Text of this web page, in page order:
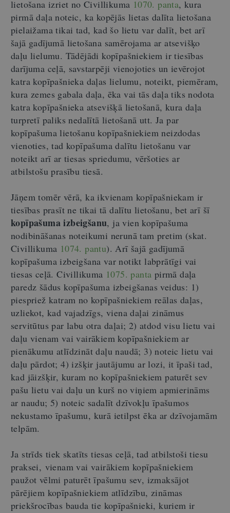
lietošana izriet no Civillikuma 1070. panta, kura
pirmā daļa noteic, ka kopējās lietas dalīta lietošana
pielaižama tikai tad, kad šo lietu var dalīt, bet arī
šajā gadījumā lietošana samērojama ar atsevišķo
daļu lielumu. Tādējādi kopīpašniekiem ir tiesības
darījuma ceļā, savstarpēji vienojoties un ievērojot
katra kopīpašnieka daļas lielumu, noteikt, piemēram,
kura zemes gabala daļa, ēka vai tās daļa tiks nodota
katra kopīpašnieka atsevišķā lietošanā, kura daļa
turpretī paliks nedalītā lietošanā utt. Ja par
kopīpašuma lietošanu kopīpašniekiem neizdodas
vienoties, tad kopīpašuma dalītu lietošanu var
noteikt arī ar tiesas spriedumu, vēršoties ar
atbilstošu prasību tiesā.
Jāņem tomēr vērā, ka ikvienam kopīpašniekam ir
tiesības prasīt ne tikai tā dalītu lietošanu, bet arī šī
kopīpašuma izbeigšanu, ja vien kopīpašuma
nodibināšanas noteikumi nerunā tam pretim (skat.
Civillikuma 1074. pantu). Arī šajā gadījumā
kopīpašuma izbeigšana var notikt labprātīgi vai
tiesas ceļā. Civillikuma 1075. panta pirmā daļa
paredz šādus kopīpašuma izbeigšanas veidus: 1)
piespriež katram no kopīpašniekiem reālas daļas,
uzliekot, kad vajadzīgs, viena daļai zināmus
servitūtus par labu otra daļai; 2) atdod visu lietu vai
daļu vienam vai vairākiem kopīpašniekiem ar
pienākumu atlīdzināt daļu naudā; 3) noteic lietu vai
daļu pārdot; 4) izšķir jautājumu ar lozi, it īpaši tad,
kad jāizšķir, kuram no kopīpašniekiem paturēt sev
pašu lietu vai daļu un kurš no viņiem apmierināms
ar naudu; 5) noteic sadalīt dzīvokļu īpašumos
nekustamo īpašumu, kurā ietilpst ēka ar dzīvojamām
telpām.
Ja strīds tiek skatīts tiesas ceļā, tad atbilstoši tiesu
praksei, vienam vai vairākiem kopīpašniekiem
paužot vēlmi paturēt īpašumu sev, izmaksājot
pārējiem kopīpašniekiem atlīdzību, zināmas
priekšrocības bauda tie kopīpašnieki, kuriem ir